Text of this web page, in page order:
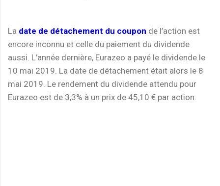
La date de détachement du coupon de l’action est
encore inconnu et celle du paiement du dividende
aussi. L'année dernière, Eurazeo a payé le dividende le
10 mai 2019. La date de détachement était alors le 8
mai 2019. Le rendement du dividende attendu pour
Eurazeo est de 3,3% à un prix de 45,10 € par action.